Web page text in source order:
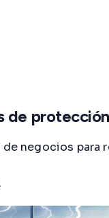
de
negocios para
·